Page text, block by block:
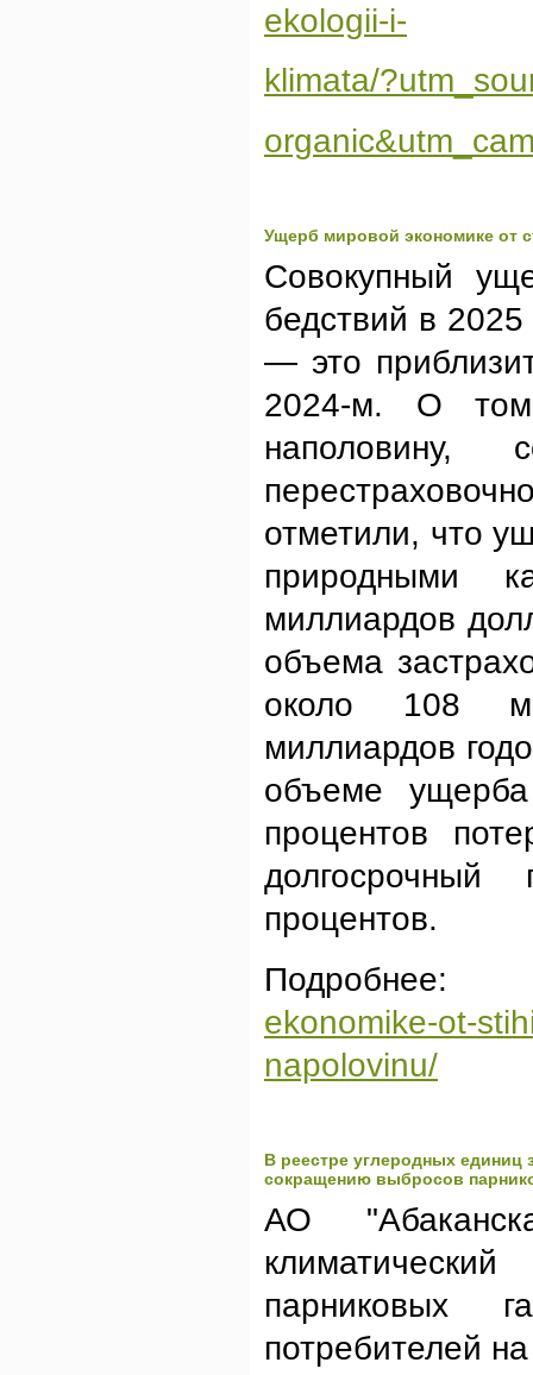
ekologii-i-
klimata/
Ущерб мировой экономике от
Совокупный
бедствий в
— это
2024-м. О том,
наполовину,
отметили, что
природными
миллиардов
объема
около 108
миллиардов
объеме
процентов
процентов.
ekonomike-ot-
napolovinu/
В реестре углеродных единиц
сокращению выбросов
АО
парниковых
потребителей